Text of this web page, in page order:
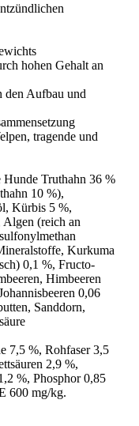
hohen Gehalt an
den Aufbau und
tragende und
Truthahn 36 %
10 %),
Kürbis 5 %,
Algen (reich an
Kurkuma
0,1 %, Fructo-
Himbeeren
0,06
Sanddorn,
7,5 %, Rohfaser 3,5
2,9 %,
%, Phosphor 0,85
600 mg/kg.